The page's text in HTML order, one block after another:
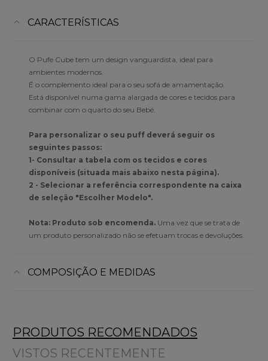
CARACTERÍSTICAS
O Pufe Cube tem um design vanguardista, ideal para
ambientes modernos.
É o complemento ideal para o seu sofá de amamentação.
Está disponível numa gama alargada de cores e tecidos para
combinar com o quarto do seu Bebé.
Para personalizar o seu puff deverá seguir os
seguintes passos:
1- Consultar a tabela com os tecidos e cores
disponíveis (situada mais abaixo nesta página).
2 - Selecionar a referência correspondente na caixa
de seleção "Escolher Modelo".
Nota: Produto sob encomenda. Uma vez que se trata de
um produto personalizado não se efetuam trocas e devoluções.
COMPOSIÇÃO E MEDIDAS
PRODUTOS RECOMENDADOS
VISTOS RECENTEMENTE